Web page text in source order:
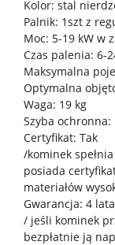
Kolor: stal
Palnik: 1szt z
Moc: 5-19 kW w
Czas palenia: 6-
Maksymalna
Optymalna
Waga: 19 kg
Szyba
Certyfikat: Tak
/kominek
posiada
materiałów
Gwarancja: 4 lata
/ jeśli kominek
bezpłatnie ją